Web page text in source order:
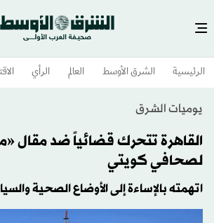
الرئيسية الشرق الأوسط​ العالم الرأي
يوميات الشرق
القاهرة تتحرك قضائياً ضد مقال
لصحافي كويتي
اتهمته بالإساءة إلى الأوضاع الصحية